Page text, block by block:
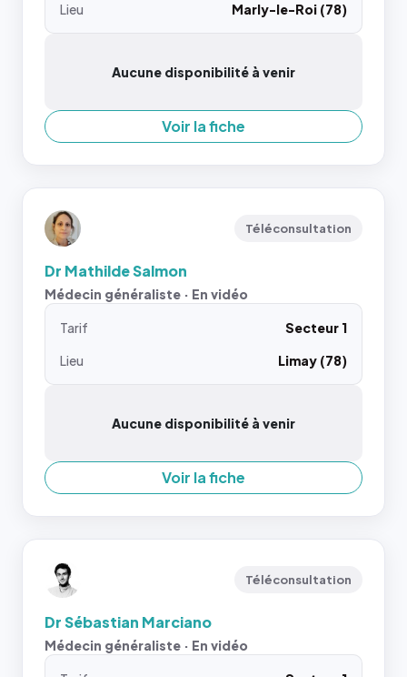
Lieu
Marly-le-Roi (78)
Aucune disponibilité à venir
Voir la fiche
Téléconsultation
Dr Mathilde Salmon
Médecin généraliste · En vidéo
Tarif
Secteur 1
Lieu
Limay (78)
Aucune disponibilité à venir
Voir la fiche
Téléconsultation
Dr Sébastian Marciano
Médecin généraliste · En vidéo